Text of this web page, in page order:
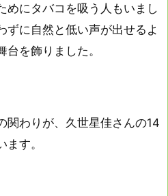
めにタバコを吸う人もいまし
ずに自然と低い声が出せるよ
を飾りました。
関わりが、久世星佳さんの14
す。